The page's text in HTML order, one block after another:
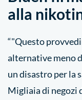
alla
“"Questo
alternative meno
un disastro per la
Migliaia di negozi